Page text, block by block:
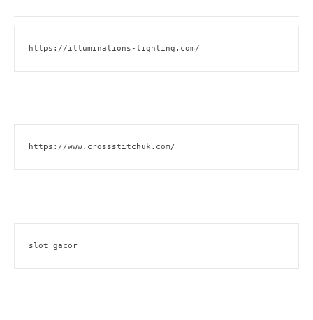
https://illuminations-lighting.com/
https://www.crossstitchuk.com/
slot gacor